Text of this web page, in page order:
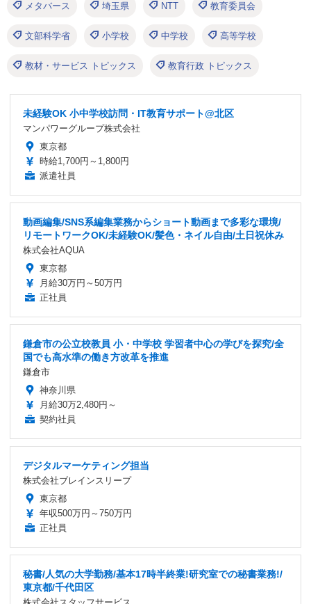
メタバース 埼玉県 NTT 教育委員会
文部科学省 小学校 中学校 高等学校
教材・サービス トピックス 教育行政 トピックス
未経験OK 小中学校訪問・IT教育サポート@北区
マンパワーグループ株式会社
東京都
時給1,700円～1,800円
派遣社員
動画編集/SNS系編集業務からショート動画まで多彩な環境/
リモートワークOK/未経験OK/髪色・ネイル自由/土日祝休み
株式会社AQUA
東京都
月給30万円～50万円
正社員
鎌倉市の公立校教員 小・中学校 学習者中心の学びを探究/全
国でも高水準の働き方改革を推進
鎌倉市
神奈川県
月給30万2,480円～
契約社員
デジタルマーケティング担当
株式会社ブレインスリープ
東京都
年収500万円～750万円
正社員
秘書/人気の大学勤務/基本17時半終業!研究室での秘書業務!/
東京都/千代田区